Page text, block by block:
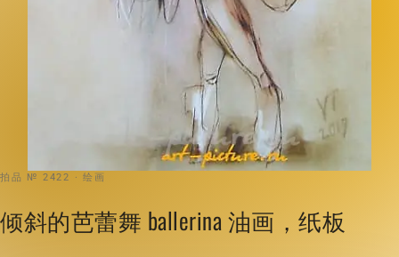
拍品 № 2422 · 绘画
倾斜的芭蕾舞 ballerina 油画，纸板